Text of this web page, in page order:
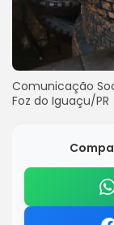
Comunicação
Foz do Iguaçu/PR